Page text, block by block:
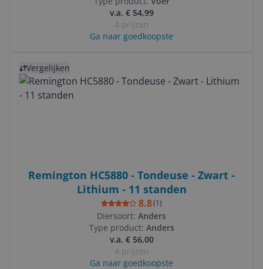
v.a. € 54,99
4 prijzen
Ga naar goedkoopste
Vergelijken
Remington HC5880 - Tondeuse - Zwart -
Lithium - 11 standen
8.8(1)
Diersoort: Anders
Type product: Anders
v.a. € 56,00
4 prijzen
Ga naar goedkoopste